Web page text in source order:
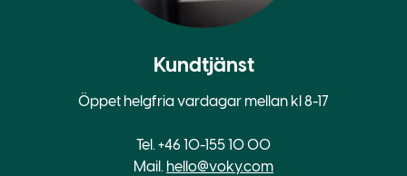
Kundtjänst
Öppet helgfria vardagar mellan kl 8-17
Tel. +46 10-155 10 00
Mail. hello@voky.com